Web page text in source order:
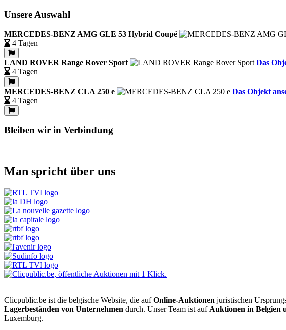
Unsere Auswahl
MERCEDES-BENZ AMG GLE 53 Hybrid Coupé
4 Tagen
LAND ROVER Range Rover Sport
Das
4 Tagen
MERCEDES-BENZ CLA 250 e
Das Objekt
4 Tagen
Bleiben wir in Verbindung
Man spricht über uns
Clicpublic.be ist die belgische Website, die aufOnline-Auktionen juristischen
Lagerbeständen von Unternehmen durch. Unser Team ist auf Auktionen in Belgien
Luxemburg.